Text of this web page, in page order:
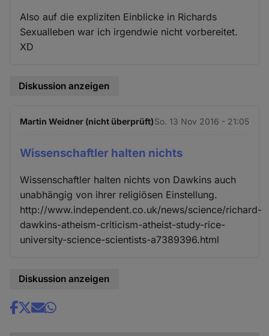
Also auf die expliziten Einblicke in Richards
Sexualleben war ich irgendwie nicht vorbereitet.
XD
Diskussion anzeigen
Martin Weidner (nicht überprüft)So. 13 Nov 2016 - 21:05
Wissenschaftler halten nichts
Wissenschaftler halten nichts von Dawkins auch
unabhängig von ihrer religiösen Einstellung.
http://www.independent.co.uk/news/science/richard-
dawkins-atheism-criticism-atheist-study-rice-
university-science-scientists-a7389396.html
Diskussion anzeigen
Share